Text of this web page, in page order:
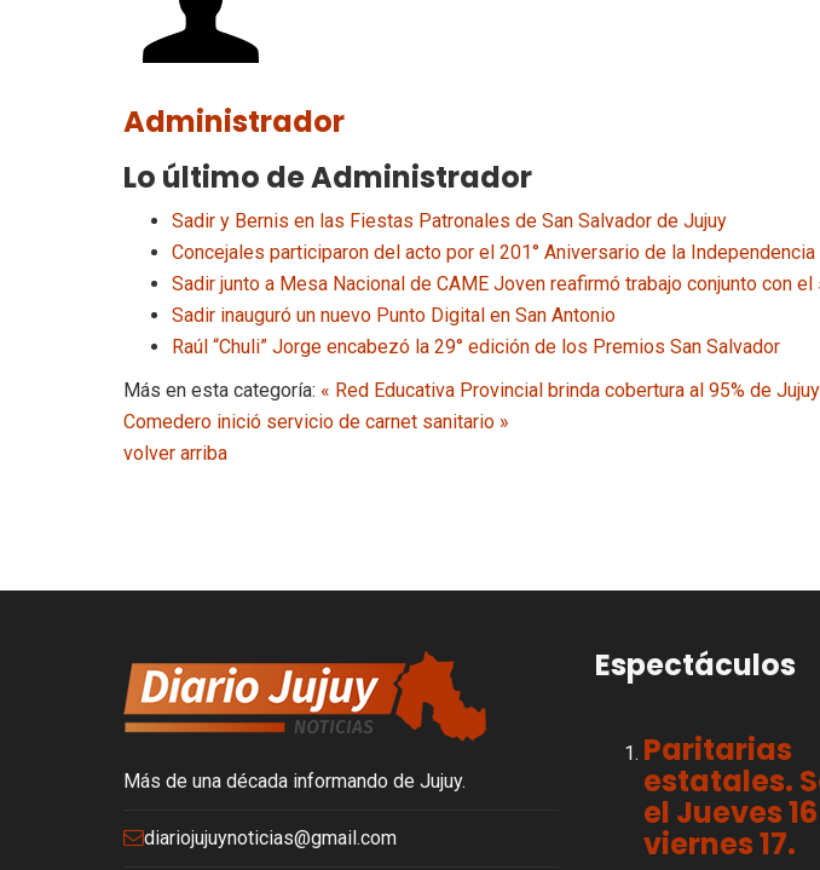
Administrador
Lo último de Administrador
Sadir y Bernis en las Fiestas Patronales de San Salvador de Jujuy
Concejales participaron del acto por el 201° Aniversario de la
Sadir junto a Mesa Nacional de CAME Joven reafirmó trabajo conjunto con
Sadir inauguró un nuevo Punto Digital en San Antonio
Raúl “Chuli” Jorge encabezó la 29° edición de los Premios San Salvador
Más en esta categoría: « Red Educativa Provincial brinda cobertura al 95% de Jujuy
Comedero inició servicio de carnet sanitario »
volver arriba
Más de una década informando de Jujuy.
diariojujuynoticias@gmail.com
Espectáculos
Paritarias
estatales.
el Jueves
viernes 17.